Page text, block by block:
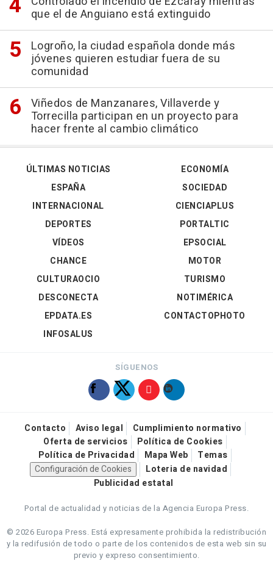
que el de Anguiano está extinguido
Logroño, la ciudad española donde más
jóvenes quieren estudiar fuera de su
comunidad
Viñedos de Manzanares, Villaverde y
Torrecilla participan en un proyecto para
hacer frente al cambio climático
ÚLTIMAS NOTICIAS
ESPAÑA
INTERNACIONAL
DEPORTES
VÍDEOS
ECONOMÍA
SOCIEDAD
CIENCIAPLUS
PORTALTIC
EPSOCIAL
CHANCE
CULTURAOCIO
DESCONECTA
EPDATA.ES
INFOSALUS
MOTOR
TURISMO
NOTIMÉRICA
CONTACTOPHOTO
SÍGUENOS
Contacto Aviso legal
Cumplimiento normativo
Oferta de servicios
Política de Cookies
Política de Privacidad
Mapa Web
Temas
Configuración de Cookies
Loteria de navidad
Publicidad estatal
Portal de actualidad y noticias de la Agencia Europa Press.
© 2026 Europa Press. Está expresamente prohibida la redistribución
y la redifusión de todo o parte de los contenidos de esta web sin su
previo y expreso consentimiento.